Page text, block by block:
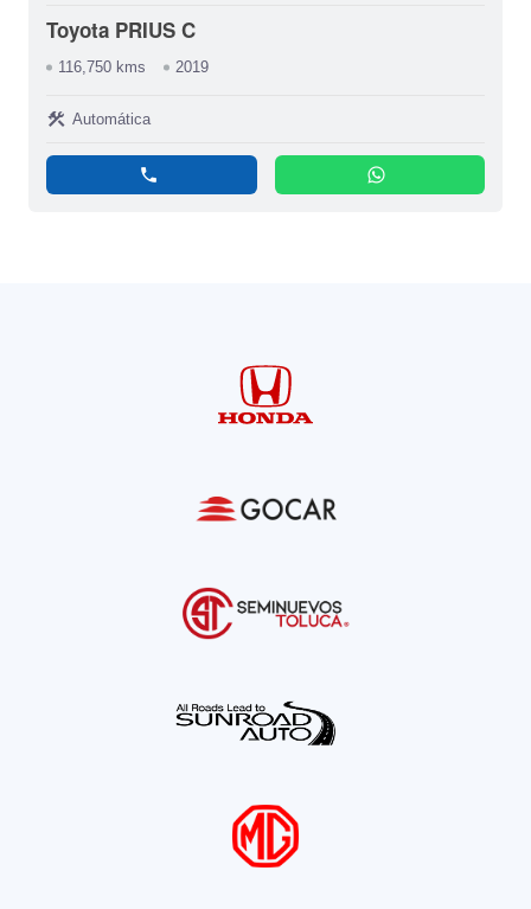
Toyota PRIUS C
116,750 kms 2019
construction Automática
phone whatsapp